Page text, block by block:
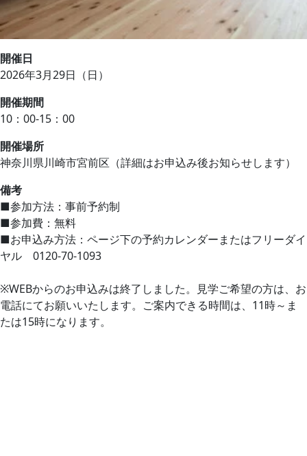
開催日
2026年3月29日（日）
開催期間
10：00-15：00
開催場所
神奈川県川崎市宮前区（詳細はお申込み後お知らせします）
備考
■参加方法：事前予約制
■参加費：無料
■お申込み方法：ページ下の予約カレンダーまたはフリーダイ
ヤル 0120-70-1093
※WEBからのお申込みは終了しました。見学ご希望の方は、お
電話にてお願いいたします。ご案内できる時間は、11時～ま
たは15時になります。